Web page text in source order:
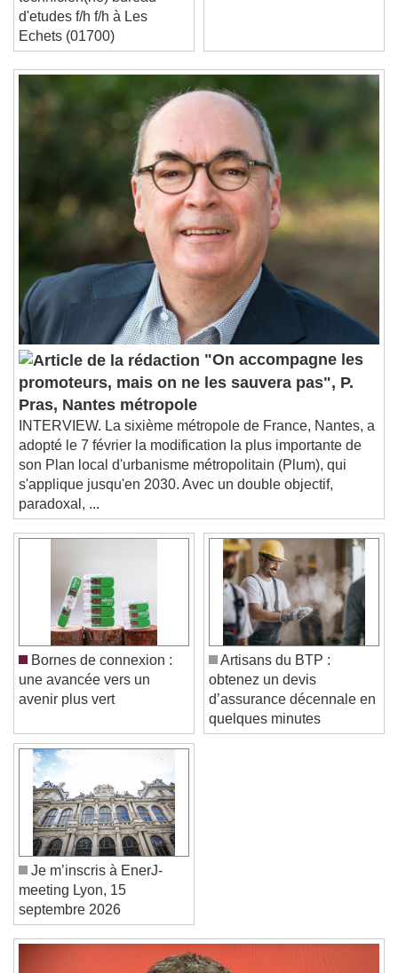
Stream TypeLIVE
Seek to live, currently behind live
Remaining Time-0:00
Playback Rate
Chapters
Descriptions
descriptions off, selected
subtitles settings, opens subtitles
settings dialog
subtitles off
, selected
Audio Track
Picture-in-Picture
Fullscreen
This is a modal window.
Beginning of dialog window. Escape will cancel
and close the window.
Text
Color Opacity
Text Background
Color Opacity
Caption Area Background
Color
Font Size
Text Edge Style
Font Family
Reset
Done
Close Modal Dialog
End of dialog window.
d'etudes f/h f/h à Les
Echets (01700)
"On accompagne les
promoteurs, mais on ne les sauvera pas", P.
Pras, Nantes métropole
INTERVIEW. La sixième métropole de France, Nantes, a
adopté le 7 février la modification la plus importante de
son Plan local d'urbanisme métropolitain (Plum), qui
s'applique jusqu'en 2030. Avec un double objectif,
paradoxal, ...
Bornes de connexion :
une avancée vers un
avenir plus vert
Artisans du BTP :
obtenez un devis
d’assurance décennale en
quelques minutes
Je m’inscris à EnerJ-
meeting Lyon, 15
septembre 2026